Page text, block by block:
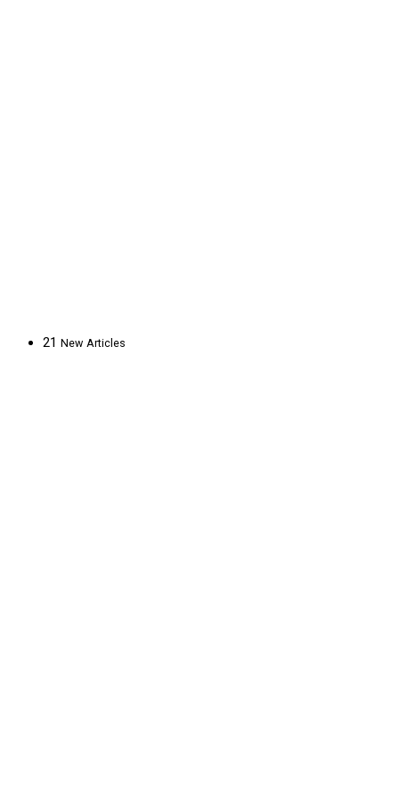
21 New Articles